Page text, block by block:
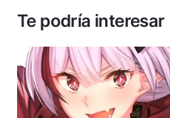
Te podría interesar